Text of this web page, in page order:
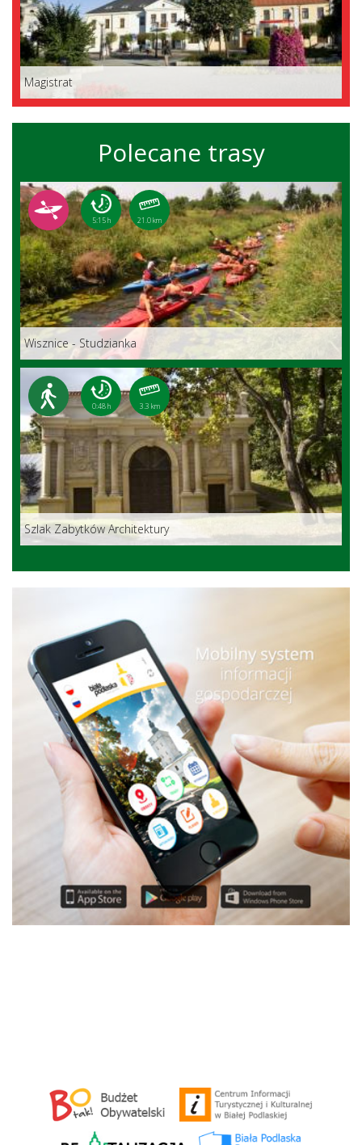
Magistrat
Polecane trasy
5:15 h 21.0 km
Wisznice - Studzianka
0:48 h 3.3 km
Szlak Zabytków Architektury